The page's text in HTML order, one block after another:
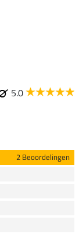
5.0
2 Beoordelingen